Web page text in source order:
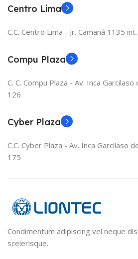
Centro Lima
C.C. Centro Lima - Jr. Camaná 1135
Compu Plaza
C. C. Compu Plaza - Av. Inca
126
Cyber Plaza
C.C. Cyber Plaza - Av. Inca Garcilaso
175
Condimentum adipiscing vel neque
scelerisque.